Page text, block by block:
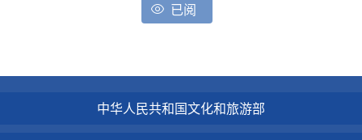
已阅
中华人民共和国文化和旅游部